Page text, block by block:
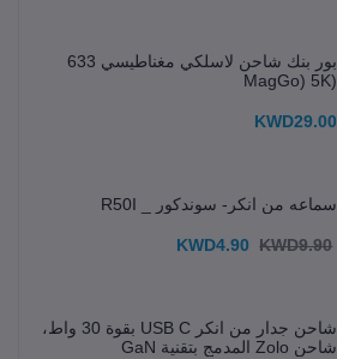
بور بنك شاحن لاسلكي مغناطيسي 633
(MagGo) 5K
KWD29.00
سماعه من انكر- سوندكور _ R50I
KWD4.90 KWD9.90
شاحن جدار من انكر USB C بقوة 30 واط،
شاحن Zolo المدمج بتقنية GaN